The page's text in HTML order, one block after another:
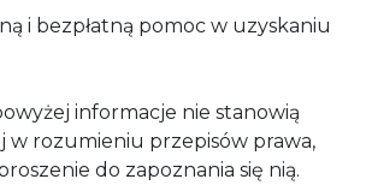
i bezpłatną pomoc w uzyskaniu
informacje nie stanowią
w rozumieniu przepisów prawa,
do zapoznania się nią.